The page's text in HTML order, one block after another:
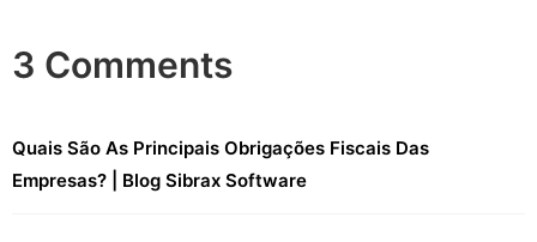
3 Comments
Quais São As Principais Obrigações Fiscais Das
Empresas? | Blog Sibrax Software